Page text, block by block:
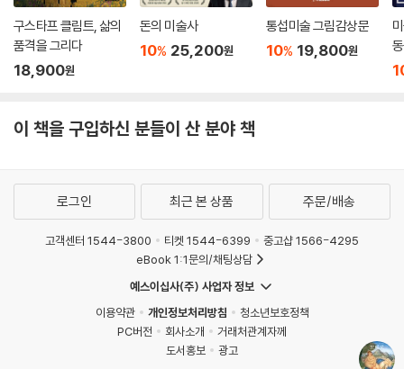
구스타프 클림트, 삶의
품격을 그리다
18,900원
돈의 미술사
10% 25,200원
통섭미술 그림감상문
10% 19,800원
이 책을 구입하신 분들이 산 분야 책
로그인 최근 본 상품 주문/배송
고객센터 1544-3800 티켓 1544-6399
중고샵 1566-4295
eBook 1:1문의/채팅상담
예스이십사(주) 사업자 정보
이용약관
개인정보처리방침
청소년보호정책
PC버전
회사소개
거래처관계자께
도서홍보
광고